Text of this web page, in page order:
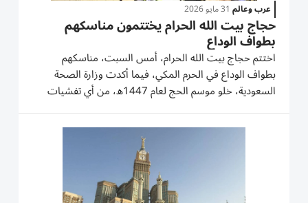
عرب وعالم 31 مايو 2026
حجاج بيت الله الحرام يختتمون مناسكهم
بطواف الوداع
اختتم حجاج بيت الله الحرام، أمس السبت، مناسكهم
بطواف الوداع في الحرم المكي، فيما أكدت وزارة الصحة
السعودية، خلو موسم الحج لعام 1447ه، من أي تفشيات
وبائية أو مهددات صحية تؤثر في الصحة العامة. وأفادت قناة
«الإخبارية» السعودية الرسمية، أمس السبت، بأن «ضيوف